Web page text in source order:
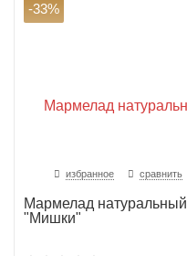
-33%
избранное сравнить
Мармелад натуральный
"Мишки"